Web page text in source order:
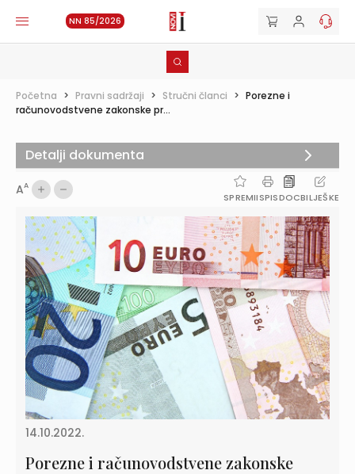
NN 85/2026
Početna > Pravni sadržaji > Stručni članci > Porezne i
računovodstvene zakonske pr...
AA
SPREMIISPISDOCBILJEŠKE
14.10.2022.
Porezne i računovodstvene zakonske
Detalji dokumenta